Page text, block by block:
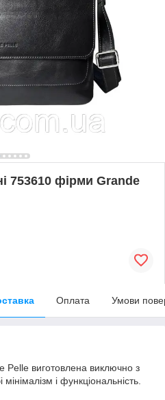
753610 фірми Grande
Оплата Умови
виготовлена виключно з
і функціональність.